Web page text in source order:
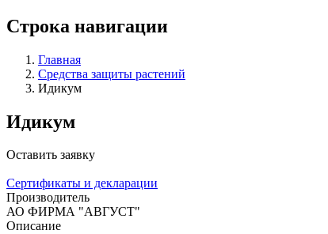
Строка навигации
Главная
Средства защиты растений
Идикум
Идикум
Оставить заявку
Сертификаты и декларации
Производитель
АО ФИРМА "АВГУСТ"
Описание